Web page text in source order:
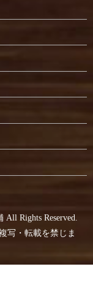
Rights Reserved.
写・転載を禁じま